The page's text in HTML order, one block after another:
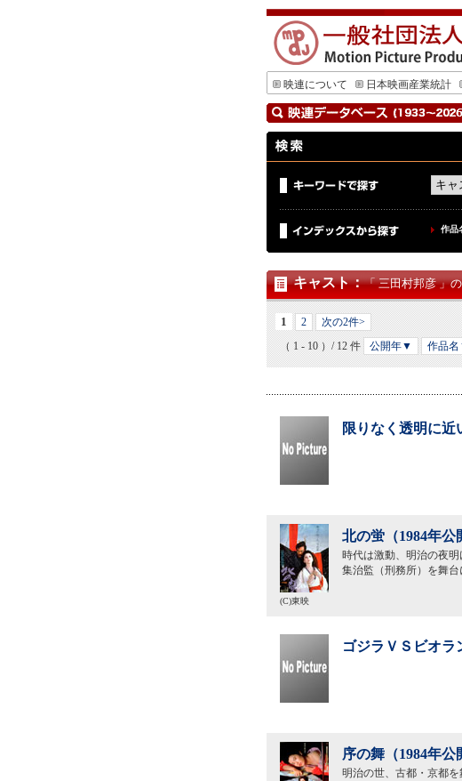
映連について
日本映画産業統計
作品
キャスト：「 三田村邦彦 」
1 2
次の2件>
（ 1 - 10 ）/ 12 件
公開年▼ 作品
限りなく透明に近
北の蛍（1984年公
時代は激動、明治の夜
集治監（刑務所）を舞
(C)東映
ゴジラＶＳビオラ
序の舞（1984年公
明治の世、古都・京都